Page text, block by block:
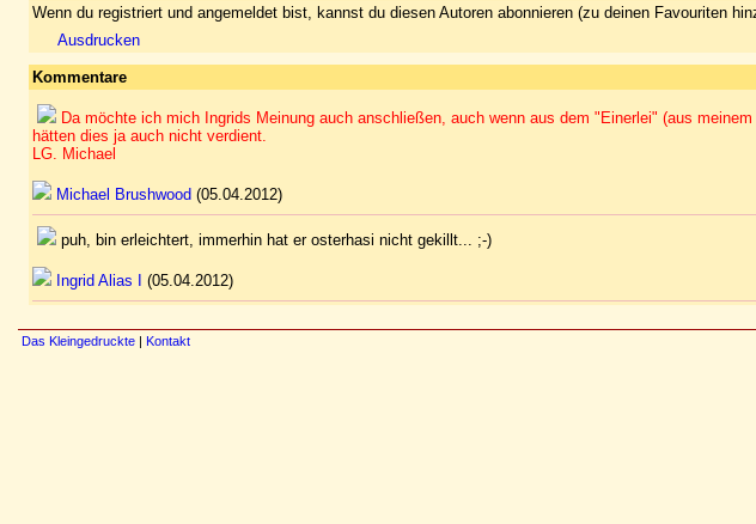
Wenn du registriert und angemeldet bist, kannst du diesen Autoren abonnieren (zu deinen Favouriten
Ausdrucken
Kommentare
Da möchte ich mich Ingrids Meinung auch anschließen, auch wenn aus dem "Einerlei" (aus
hätten dies ja auch nicht verdient.
LG. Michael
Michael Brushwood (05.04.2012)
puh, bin erleichtert, immerhin hat er osterhasi nicht gekillt... ;-)
Ingrid Alias I (05.04.2012)
Das Kleingedruckte | Kontakt